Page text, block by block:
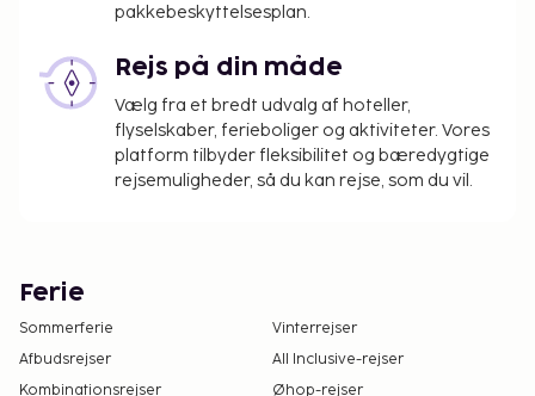
pakkebeskyttelsesplan.
Rejs på din måde
Vælg fra et bredt udvalg af hoteller,
flyselskaber, ferieboliger og aktiviteter. Vores
platform tilbyder fleksibilitet og bæredygtige
rejsemuligheder, så du kan rejse, som du vil.
Ferie
Sommerferie
Vinterrejser
Afbudsrejser
All Inclusive-rejser
Kombinationsrejser
Øhop-rejser